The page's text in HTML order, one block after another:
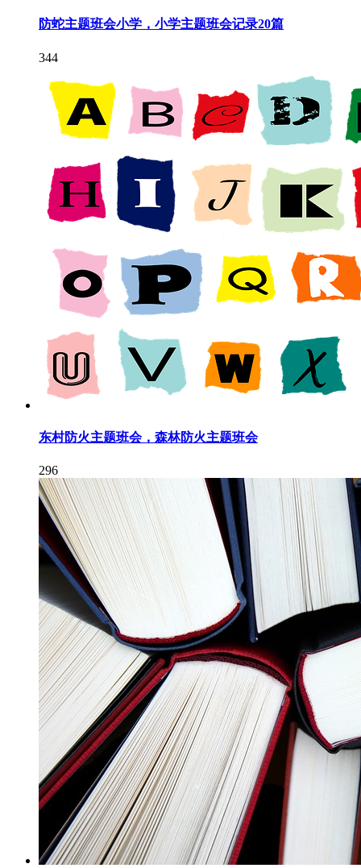
防蛇主题班会小学，小学主题班会记录20篇
344
东村防火主题班会，森林防火主题班会
296